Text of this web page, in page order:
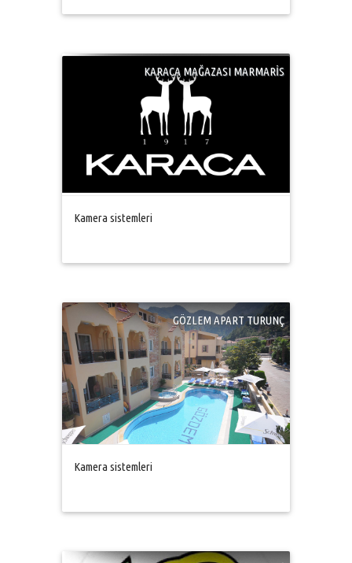
KARACA MAĞAZASI MARMARİS
Kamera sistemleri
GÖZLEM APART TURUNÇ
Kamera sistemleri